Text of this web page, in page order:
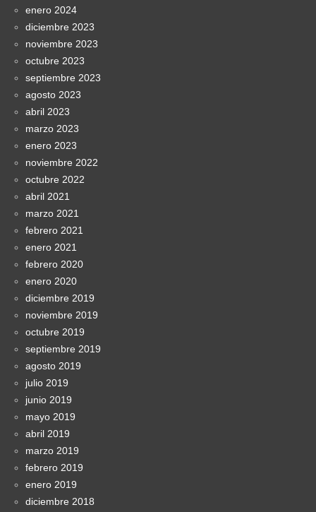
enero 2024
diciembre 2023
noviembre 2023
octubre 2023
septiembre 2023
agosto 2023
abril 2023
marzo 2023
enero 2023
noviembre 2022
octubre 2022
abril 2021
marzo 2021
febrero 2021
enero 2021
febrero 2020
enero 2020
diciembre 2019
noviembre 2019
octubre 2019
septiembre 2019
agosto 2019
julio 2019
junio 2019
mayo 2019
abril 2019
marzo 2019
febrero 2019
enero 2019
diciembre 2018